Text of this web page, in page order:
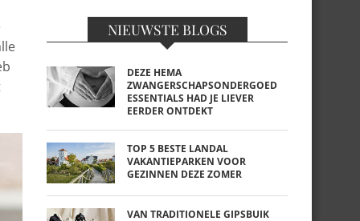
NIEUWSTE BLOGS
DEZE HEMA
ZWANGERSCHAPSONDERGOED
ESSENTIALS HAD JE LIEVER
EERDER ONTDEKT
TOP 5 BESTE LANDAL
VAKANTIEPARKEN VOOR
GEZINNEN DEZE ZOMER
VAN TRADITIONELE GIPSBUIK